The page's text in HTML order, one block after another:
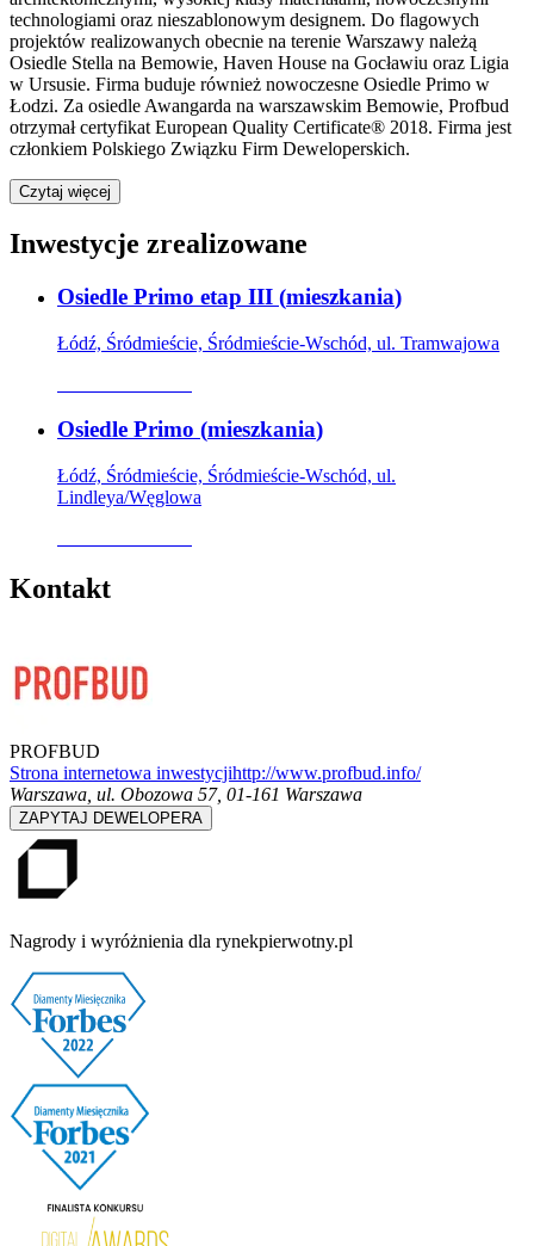
technologiami oraz nieszablonowym designem. Do flagowych
projektów realizowanych obecnie na terenie Warszawy należą
Osiedle Stella na Bemowie, Haven House na Gocławiu oraz Ligia
w Ursusie. Firma buduje również nowoczesne Osiedle Primo w
Łodzi. Za osiedle Awangarda na warszawskim Bemowie, Profbud
otrzymał certyfikat European Quality Certificate® 2018. Firma jest
członkiem Polskiego Związku Firm Deweloperskich.
Czytaj więcej
Inwestycje zrealizowane
Osiedle Primo etap III (mieszkania)
Łódź, Śródmieście, Śródmieście-Wschód, ul. Tramwajowa
Osiedle Primo (mieszkania)
Łódź, Śródmieście, Śródmieście-Wschód, ul.
Lindleya/Węglowa
Kontakt
PROFBUD
Strona internetowa inwestycjihttp://www.profbud.info/
Warszawa ul. Obozowa 57, 01-161 Warszawa
ZAPYTAJ DEWELOPERA
Nagrody i wyróżnienia dla rynekpierwotny.pl